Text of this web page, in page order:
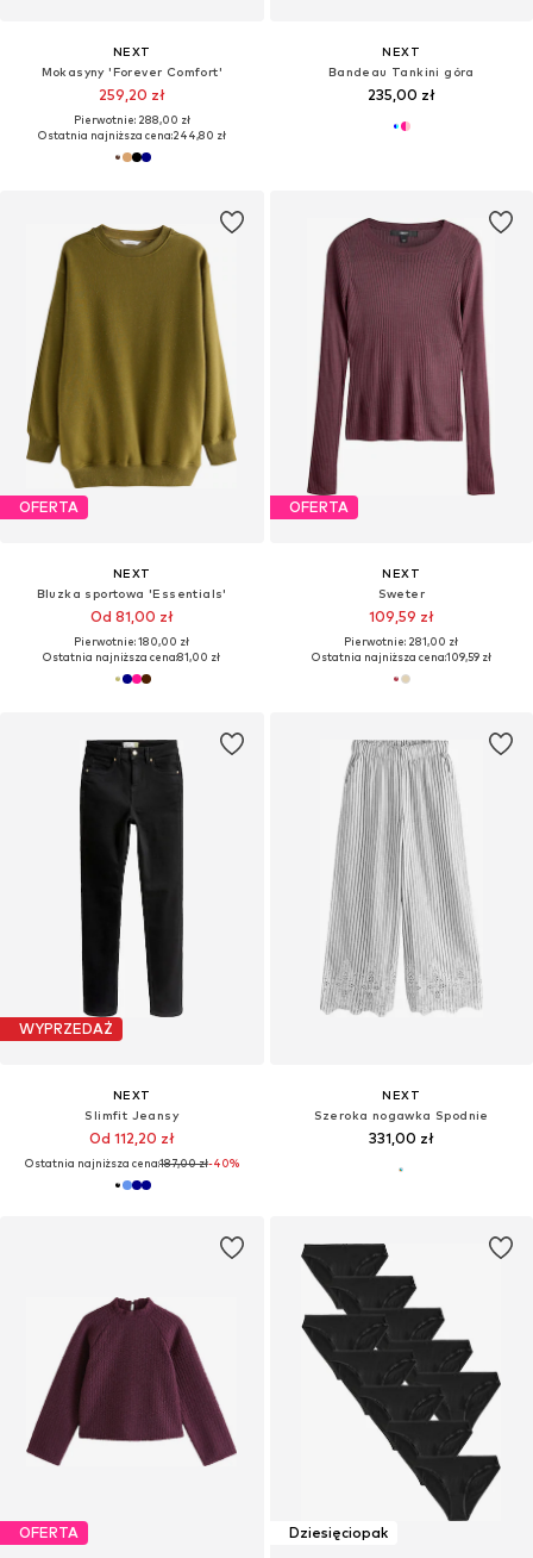
NEXT
Mokasyny 'Forever Comfort'
259,20 zł
Pierwotnie: 288,00 zł
Ostatnia najniższa cena:244,80 zł
NEXT
Bandeau Tankini góra
235,00 zł
OFERTA
NEXT
Bluzka sportowa 'Essentials'
Od 81,00 zł
Pierwotnie: 180,00 zł
Ostatnia najniższa cena:81,00 zł
OFERTA
NEXT
Sweter
109,59 zł
Pierwotnie: 281,00 zł
Ostatnia najniższa cena:109,59 zł
WYPRZEDAŻ
NEXT
Slimfit Jeansy
Od 112,20 zł
Ostatnia najniższa cena:187,00 zł-40%
NEXT
Szeroka nogawka Spodnie
331,00 zł
OFERTA Dziesięciopak